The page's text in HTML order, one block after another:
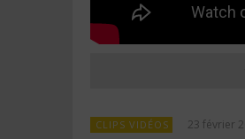
CLIPS VIDÉOS 23 février